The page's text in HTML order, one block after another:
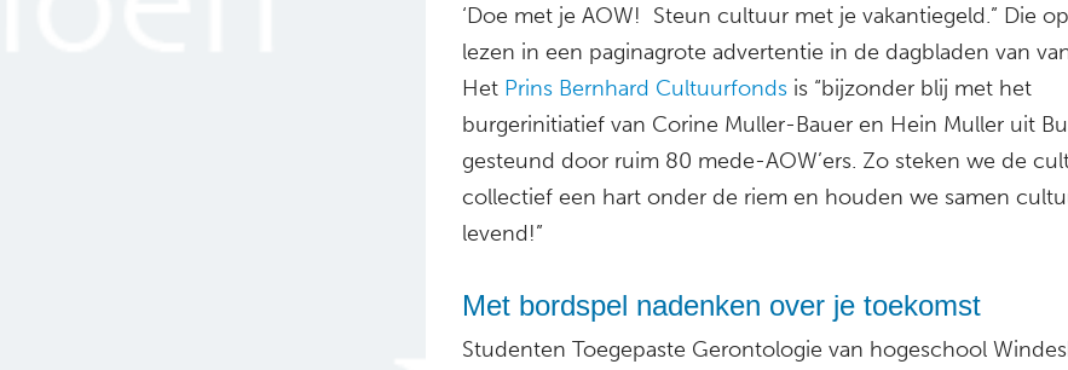
‘Doe met je AOW! Steun cultuur met je vakantiegeld.” Die
lezen in een paginagrote advertentie in de dagbladen van
Het Prins Bernhard Cultuurfonds is “bijzonder blij met het
burgerinitiatief van Corine Muller-Bauer en Hein Muller uit
gesteund door ruim 80 mede-AOW’ers. Zo steken we de
collectief een hart onder de riem en houden we samen
levend!”
Met bordspel nadenken over je toekomst
Studenten Toegepaste Gerontologie van hogeschool